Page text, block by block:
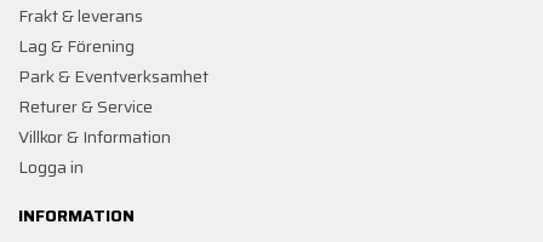
Frakt & leverans
Lag & Förening
Park & Eventverksamhet
Returer & Service
Villkor & Information
Logga in
INFORMATION